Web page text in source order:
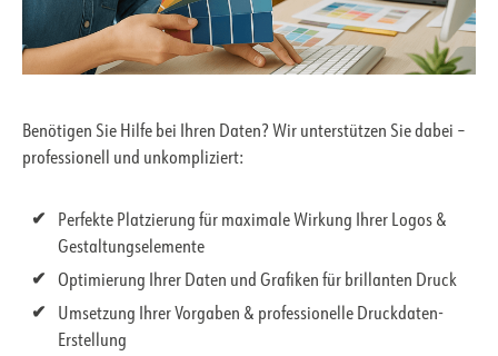
Benötigen Sie Hilfe bei Ihren Daten? Wir unterstützen Sie dabei –
professionell und unkompliziert:
Perfekte Platzierung für maximale Wirkung Ihrer Logos &
Gestaltungselemente
Optimierung Ihrer Daten und Grafiken für brillanten Druck
Umsetzung Ihrer Vorgaben & professionelle Druckdaten-
Erstellung